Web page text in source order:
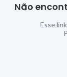
Não
Esse